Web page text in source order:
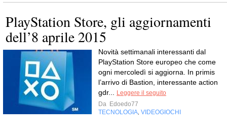
PlayStation Store, gli aggiornamenti
dell’8 aprile 2015
Novità settimanali interessanti dal
PlayStation Store europeo che come
ogni mercoledì si aggiorna. In primis
l’arrivo di Bastion, interessante action
gdr...
Leggere il seguito
Da Edoedo77
TECNOLOGIA VIDEOGIOCHI